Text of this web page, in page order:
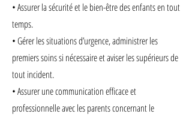
• Assurer la sécurité et le bien-être des enfants en tout
temps.
• Gérer les situations d’urgence, administrer les
premiers soins si nécessaire et aviser les supérieurs de
tout incident.
• Assurer une communication efficace et
professionnelle avec les parents concernant le